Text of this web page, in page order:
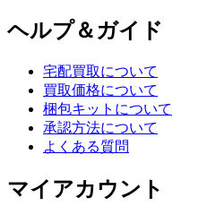
ヘルプ＆ガイド
宅配買取について
買取価格について
梱包キットについて
承認方法について
よくある質問
マイアカウント